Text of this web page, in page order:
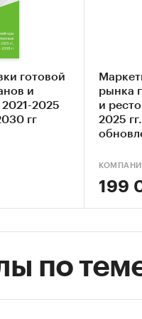
для
В
готовой
и
2025
гг
рынка
и
2025
199
по